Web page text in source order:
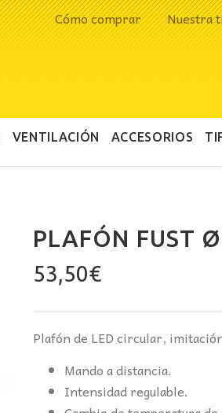
Cómo comprar Nuestra
VENTILACIÓN ACCESORIOS
PLAFÓN FUST
53,50€
Plafón de LED circular,
Mando a distancia.
Intensidad regulable.